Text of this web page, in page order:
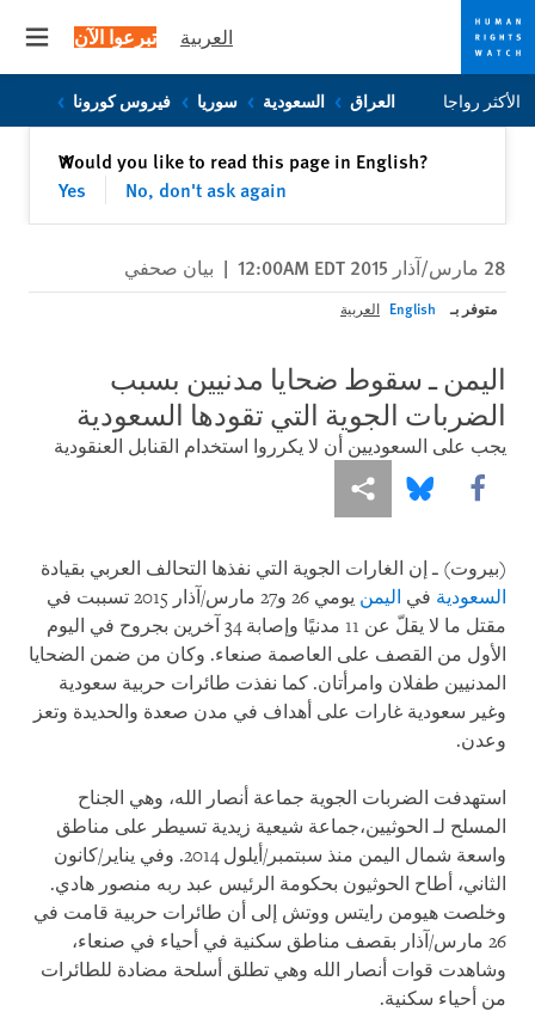
Skip
to
Skip
to
العربية تبرعوا الآن
الأكثر رواجا العراق السعودية سوريا فيروس كورونا
Would you like to read this page in English?
Yes
No, don't ask again
✕إغلاق
28 مارس/آذار 2015 12:00AM EDT | بيان صحفي
متوفر بـ English العربية
اليمن ـ سقوط ضحايا مدنيين بسبب
الضربات الجوية التي تقودها السعودية
يجب على السعوديين أن لا يكرروا استخدام القنابل العنقودية
Share this via Facebook
Share this via Bluesky
Share this via مشاركة
(بيروت) ـ إن الغارات الجوية التي نفذها التحالف العربي بقيادة
السعودية في اليمن
يومي 26 و27 مارس/آذار 2015 تسببت في
مقتل ما لا يقلّ عن 11 مدنيًا وإصابة 34 آخرين بجروح في اليوم
الأول من القصف على العاصمة صنعاء. وكان من ضمن الضحايا
المدنيين طفلان وامرأتان. كما نفذت طائرات حربية سعودية
وغير سعودية غارات على أهداف في مدن صعدة والحديدة وتعز
وعدن.
استهدفت الضربات الجوية جماعة أنصار الله، وهي الجناح
المسلح لـ الحوثيين،جماعة شيعية زيدية تسيطر على مناطق
واسعة شمال اليمن منذ سبتمبر/أيلول 2014. وفي يناير/كانون
الثاني، أطاح الحوثيون بحكومة الرئيس عبد ربه منصور هادي.
وخلصت هيومن رايتس ووتش إلى أن طائرات حربية قامت في
26 مارس/آذار بقصف مناطق سكنية في أحياء في صنعاء،
وشاهدت قوات أنصار الله وهي تطلق أسلحة مضادة للطائرات
من أحياء سكنية.